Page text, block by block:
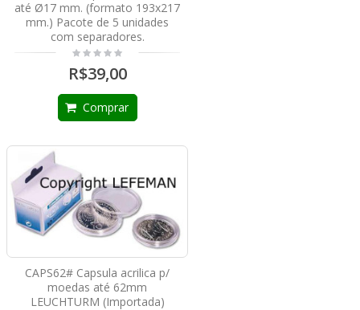
até Ø17 mm. (formato 193x217
mm.) Pacote de 5 unidades
com separadores.
R$39,00
Comprar
CAPS62# Capsula acrilica p/
moedas até 62mm
LEUCHTURM (Importada)